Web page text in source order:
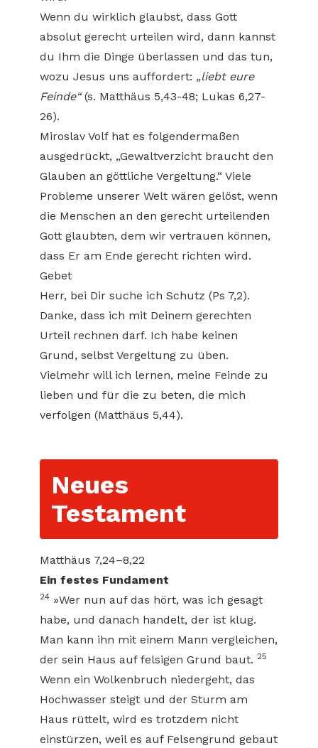
Wenn du wirklich glaubst, dass Gott
absolut gerecht urteilen wird, dann kannst
du Ihm die Dinge überlassen und das tun,
wozu Jesus uns auffordert: „liebt eure
Feinde“(s. Matthäus 5,43-48; Lukas 6,27-
26).
Miroslav Volf hat es folgendermaßen
ausgedrückt, „Gewaltverzicht braucht den
Glauben an göttliche Vergeltung.“ Viele
Probleme unserer Welt wären gelöst, wenn
die Menschen an den gerecht urteilenden
Gott glaubten, dem wir vertrauen können,
dass Er am Ende gerecht richten wird.
Gebet
Herr, bei Dir suche ich Schutz (Ps 7,2).
Danke, dass ich mit Deinem gerechten
Urteil rechnen darf. Ich habe keinen
Grund, selbst Vergeltung zu üben.
Vielmehr will ich lernen, meine Feinde zu
lieben und für die zu beten, die mich
verfolgen (Matthäus 5,44).
Neues
Testament
Matthäus 7,24–8,22
Ein festes Fundament
24 »Wer nun auf das hört, was ich gesagt
habe, und danach handelt, der ist klug.
Man kann ihn mit einem Mann vergleichen,
der sein Haus auf felsigen Grund baut. 25
Wenn ein Wolkenbruch niedergeht, das
Hochwasser steigt und der Sturm am
Haus rüttelt, wird es trotzdem nicht
einstürzen, weil es auf Felsengrund gebaut